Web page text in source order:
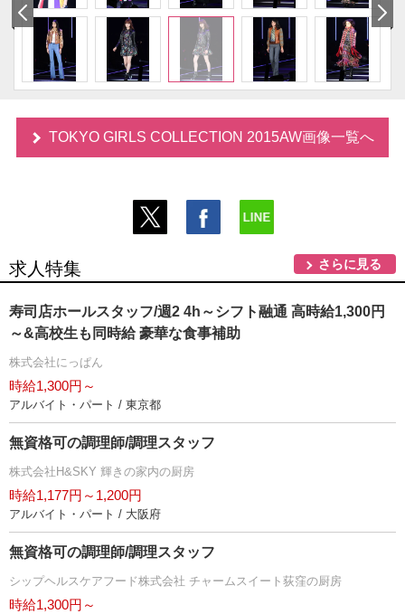
TOKYO GIRLS COLLECTION 2015AW画像一覧へ
求人特集 さらに見る
寿司店ホールスタッフ/週2 4h～シフト融通 高時給1,300円
～&高校生も同時給 豪華な食事補助
株式会社にっぱん
時給1,300円～
アルバイト・パート / 東京都
無資格可の調理師/調理スタッフ
株式会社H&SKY 輝きの家内の厨房
時給1,177円～1,200円
アルバイト・パート / 大阪府
無資格可の調理師/調理スタッフ
シップヘルスケアフード株式会社 チャームスイート荻窪の厨房
時給1,300円～